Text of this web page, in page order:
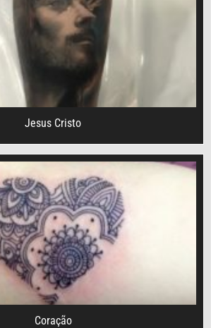
Jesus Cristo
Coração